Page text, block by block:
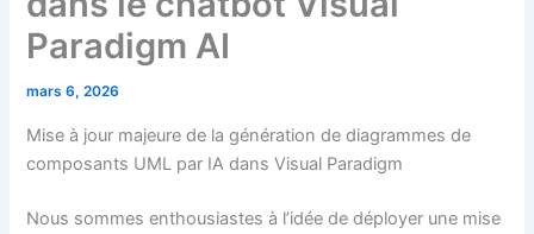
Paradigm AI
mars 6, 2026
Mise à jour majeure de la génération de diagrammes de
composants UML par IA dans Visual Paradigm
Nous sommes enthousiastes à l’idée de déployer une mise